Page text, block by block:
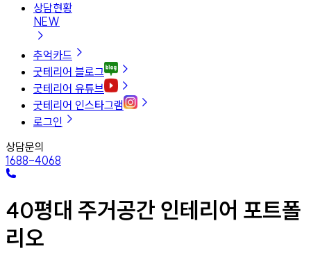
상담현황
NEW
추억카드
굿테리어 블로그
굿테리어 유튜브
굿테리어 인스타그램
로그인
상담문의
1688-4068
40평대 주거공간 인테리어 포트폴
리오